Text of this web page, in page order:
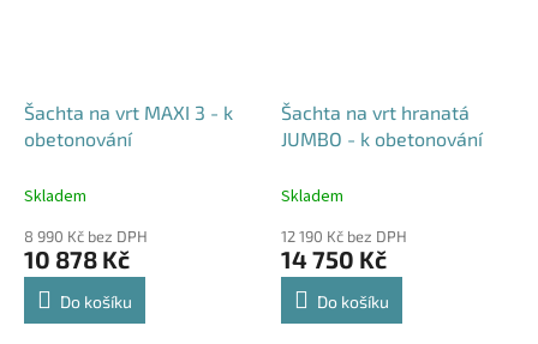
Šachta na vrt MAXI 3 - k
obetonování
Skladem
8 990 Kč bez DPH
10 878 Kč
Do košíku
Šachta na vrt hranatá
JUMBO - k obetonování
Skladem
12 190 Kč bez DPH
14 750 Kč
Do košíku